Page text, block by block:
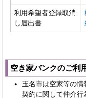
利用希望者登録取消
し届出書
空き家バンクのご利
玉名市は空家等の情
契約に関して仲介